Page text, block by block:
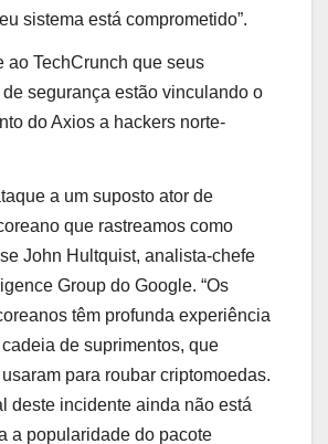
sistema está comprometido”.
ao TechCrunch que seus
segurança estão vinculando o
do Axios a hackers norte-
a um suposto ator de
que rastreamos como
John Hultquist, analista-chefe
Group do Google. “Os
têm profunda experiência
de suprimentos, que
para roubar criptomoedas.
deste incidente ainda não está
a popularidade do pacote